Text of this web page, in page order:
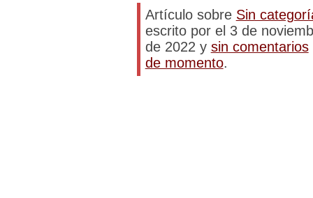
Artículo sobre Sin
escrito por el 3 de
de 2022 y sin comentarios
de momento.